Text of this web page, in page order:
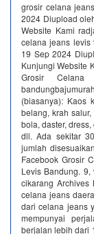
grosir celana
2024 Diupload
Website Kami
celana jeans levis
19 Sep 2024
Kunjungi Website
Grosir Celana
(biasanya): Kaos
belang, krah
bola, daster,
dll. Ada sekitar
jumlah
Facebook Grosir
Levis Bandung.
cikarang Archives
celana jeans
dari celana jeans
mempunyai
berjalan lebih dari